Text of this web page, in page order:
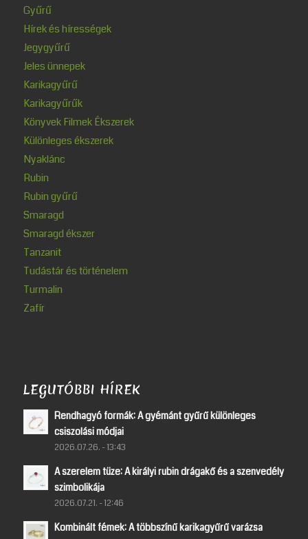
Gyűrű
Hírek és hírességek
Jegygyűrű
Jeles ünnepek
Karikagyűrű
Karikagyűrűk
Könyvek Filmek Ékszerek
Különleges ékszerek
Nyaklánc
Rubin
Rubin gyűrű
Smaragd
Smaragd ékszer
Tanzanit
Tudástár és történelem
Turmalin
Zafír
LEGUTÓBBI HÍREK
Rendhagyó formák: A gyémánt gyűrű különleges
csiszolási módjai
2026.07.26. - 13:43
A szerelem tüze: A királyi rubin drágakő és a szenvedély
szimbolikája
2026.07.21. - 12:46
Kombinált fémek: A többszínű karikagyűrű varázsa